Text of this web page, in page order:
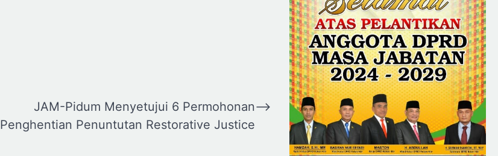
JAM-Pidum Menyetujui 6 Permohonan
Penghentian Penuntutan Restorative Justice
⟶